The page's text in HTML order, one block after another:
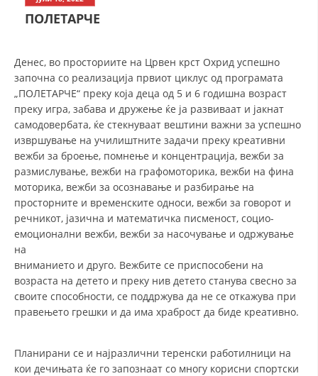
СТРУКТУРА НА ОРГАНИЗАЦИЈАТА
ЧЛЕНСТВО ВО ПРОФЕСИОНАЛНИ ТЕЛА
ЗАКОН ЗА ЦКРМ
СТАТУТ НА ЦКРМ
ОРГАНИЗАЦИЈА И РАЗВОЈ
СОБРАНИЕ
СТРУКТУРА И ОРГАНИЗАЦИОНА ПОСТАВЕНОСТ
ПОЛЕТАРЧЕ
Денес, во просториите на Црвен крст Охрид успешно
започна со реализација првиот циклус од програмата
„ПОЛЕТАРЧЕ“ преку која деца од 5 и 6 годишна возраст
преку игра, забава и дружење ќе ја развиваат и јакнат
самодовербата, ќе стекнуваат вештини важни за успешно
извршување на училиштните задачи преку креативни
вежби за броење, помнење и концентрација, вежби за
размислување, вежби на графомоторика, вежби на фина
моторика, вежби за осознавање и разбирање на
просторните и временските односи, вежби за говорот и
речникот, јазична и математичка писменост, социо-
емоционални вежби, вежби за насочување и одржување
на
вниманието и друго. Вежбите се приспособени на
возраста на детето и преку нив детето станува свесно за
своите способности, се поддржува да не се откажува при
правењето грешки и да има храброст да биде креативно.
Планирани се и најразлични теренски работилници на
кои дечињата ќе го запознаат со многу корисни спортски